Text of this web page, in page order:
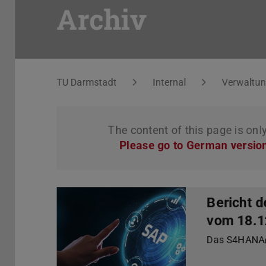
Archiv
You are here:
TU Darmstadt Internal
The content of this page is
Please go to German
Bericht
vom
Das